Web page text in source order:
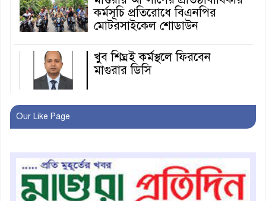
কর্মসূচি প্রতিরোধে বিএনপির
মোটরসাইকেল শোডাউন
খুব শিঘ্রই কর্মস্থলে ফিরবেন
মাগুরার ডিসি
মহম্মদপুর থানার ওসিকে ক্লোজ
বাবার হাতে বিক্রি টুকটুকি পুলিশের
সহযোগিতায় ফিরলো মায়ের
কোলে
Our Like Page